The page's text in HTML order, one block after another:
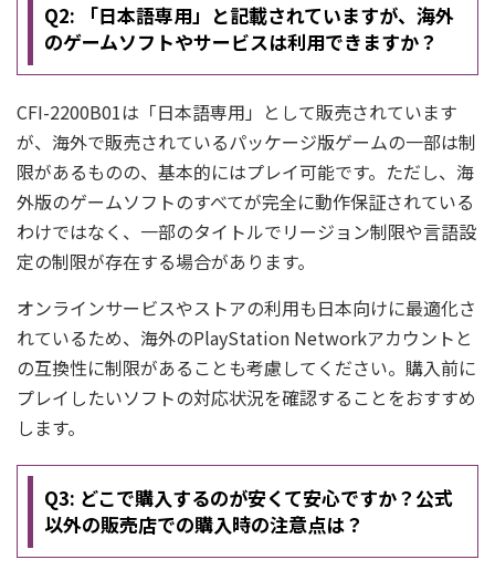
Q2: 「日本語専用」と記載されていますが、海外
のゲームソフトやサービスは利用できますか？
CFI-2200B01は「日本語専用」として販売されています
が、海外で販売されているパッケージ版ゲームの一部は制
限があるものの、基本的にはプレイ可能です。ただし、海
外版のゲームソフトのすべてが完全に動作保証されている
わけではなく、一部のタイトルでリージョン制限や言語設
定の制限が存在する場合があります。
オンラインサービスやストアの利用も日本向けに最適化さ
れているため、海外のPlayStation Networkアカウントと
の互換性に制限があることも考慮してください。購入前に
プレイしたいソフトの対応状況を確認することをおすすめ
します。
Q3: どこで購入するのが安くて安心ですか？公式
以外の販売店での購入時の注意点は？